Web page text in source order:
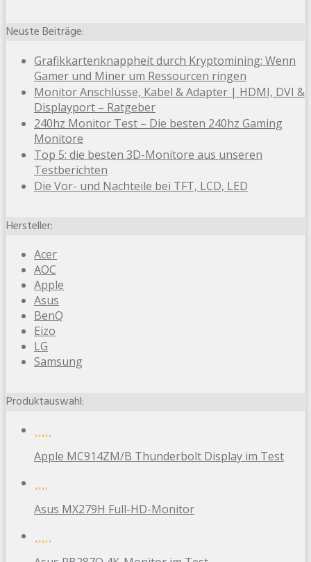
Neuste Beiträge:
Grafikkartenknappheit durch Kryptomining: Wenn
Gamer und Miner um Ressourcen ringen
Monitor Anschlüsse, Kabel & Adapter | HDMI, DVI &
Displayport – Ratgeber
240hz Monitor Test – Die besten 240hz Gaming
Monitore
Top 5: die besten 3D-Monitore aus unseren
Testberichten
Die Vor- und Nachteile bei TFT, LCD, LED
Hersteller:
Acer
AOC
Apple
Asus
BenQ
Eizo
LG
Samsung
Produktauswahl:
Apple MC914ZM/B Thunderbolt Display im Test
Asus MX279H Full-HD-Monitor